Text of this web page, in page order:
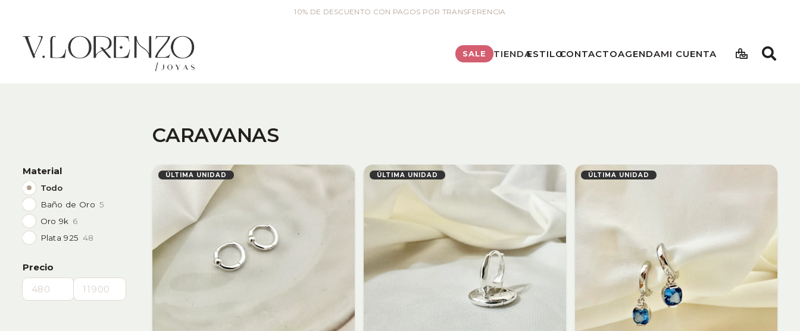
10% DE DESCUENTO CON PAGOS POR TRANSFERENCIA
SALE TIENDAESTILOCONTACTOAGENDAMI CUENTA
CARAVANAS
Material
Todo
Baño de Oro 5
Oro 9k 6
Plata 925 48
Precio
ÚLTIMA UNIDAD ÚLTIMA UNIDAD ÚLTIMA UNIDAD